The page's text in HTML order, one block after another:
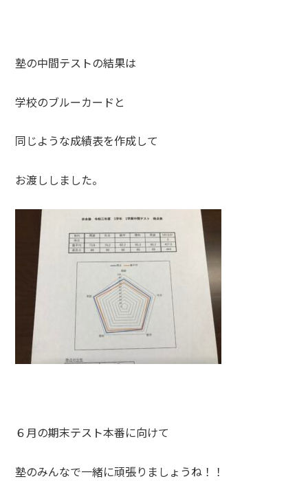
塾の中間テストの結果は
学校のブルーカードと
同じような成績表を作成して
お渡ししました。
６月の期末テスト本番に向けて
塾のみんなで一緒に頑張りましょうね！！